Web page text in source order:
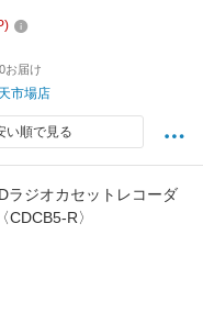
お届け
市場店
い順で見る
ラジオカセットレコーダ
CDCB5-R〉